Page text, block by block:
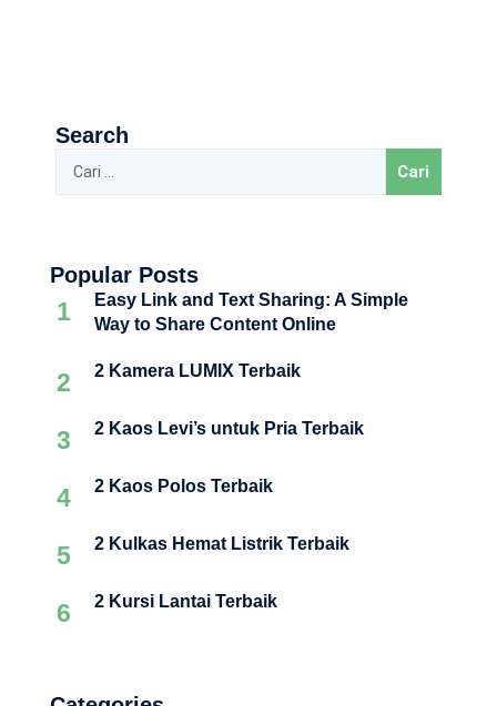
Search
Popular Posts
1
Easy Link and Text Sharing: A Simple
Way to Share Content Online
2 2 Kamera LUMIX Terbaik
3 2 Kaos Levi’s untuk Pria Terbaik
4 2 Kaos Polos Terbaik
5 2 Kulkas Hemat Listrik Terbaik
6 2 Kursi Lantai Terbaik